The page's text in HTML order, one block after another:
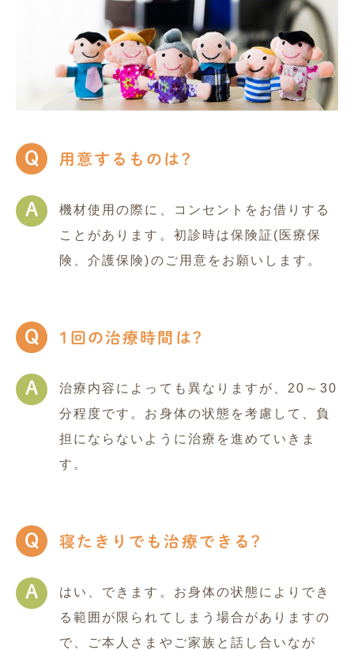
Q 用意するものは?
A
機材使用の際に、コンセントをお借りする
ことがあります。初診時は保険証(医療保
険、介護保険)のご用意をお願いします。
Q 1回の治療時間は?
A
治療内容によっても異なりますが、20～30
分程度です。お身体の状態を考慮して、負
担にならないように治療を進めていきま
す。
Q 寝たきりでも治療できる?
A
はい、できます。お身体の状態によりでき
る範囲が限られてしまう場合がありますの
で、ご本人さまやご家族と話し合いなが